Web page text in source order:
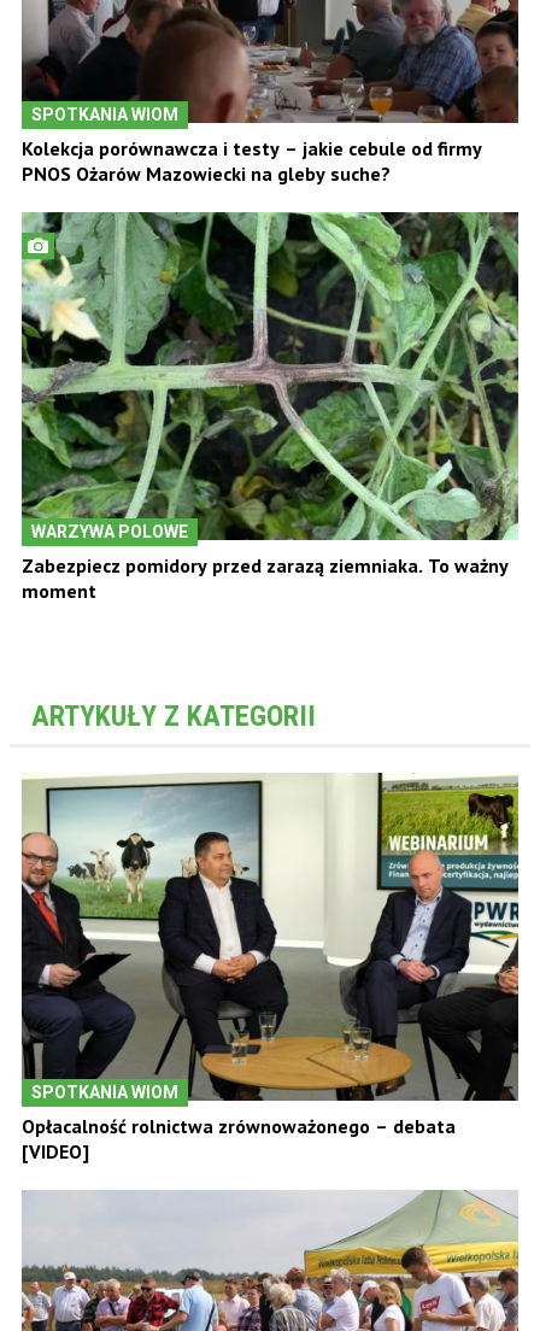
SPOTKANIA WIOM
Kolekcja porównawcza i testy – jakie cebule od firmy
PNOS Ożarów Mazowiecki na gleby suche?
WARZYWA POLOWE
Zabezpiecz pomidory przed zarazą ziemniaka. To ważny
moment
ARTYKUŁY Z KATEGORII
SPOTKANIA WIOM
Opłacalność rolnictwa zrównoważonego – debata
[VIDEO]